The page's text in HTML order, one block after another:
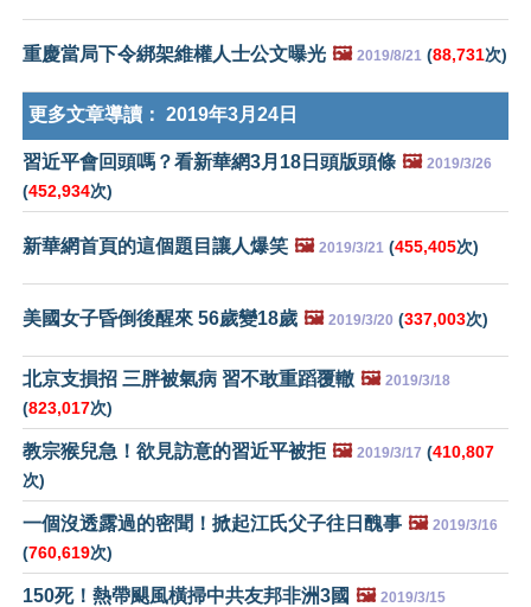
重慶當局下令綁架維權人士公文曝光 🖼️ 2019/8/21 (88,731次)
更多文章導讀： 2019年3月24日
習近平會回頭嗎？看新華網3月18日頭版頭條 🖼️ 2019/3/26
(452,934次)
新華網首頁的這個題目讓人爆笑 🖼️ 2019/3/21 (455,405次)
美國女子昏倒後醒來 56歲變18歲 🖼️ 2019/3/20 (337,003次)
北京支損招 三胖被氣病 習不敢重蹈覆轍 🖼️ 2019/3/18
(823,017次)
教宗猴兒急！欲見訪意的習近平被拒 🖼️ 2019/3/17 (410,807
次)
一個沒透露過的密聞！掀起江氏父子往日醜事 🖼️ 2019/3/16
(760,619次)
150死！熱帶颶風橫掃中共友邦非洲3國 🖼️ 2019/3/15